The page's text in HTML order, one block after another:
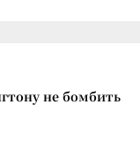
не бомбить